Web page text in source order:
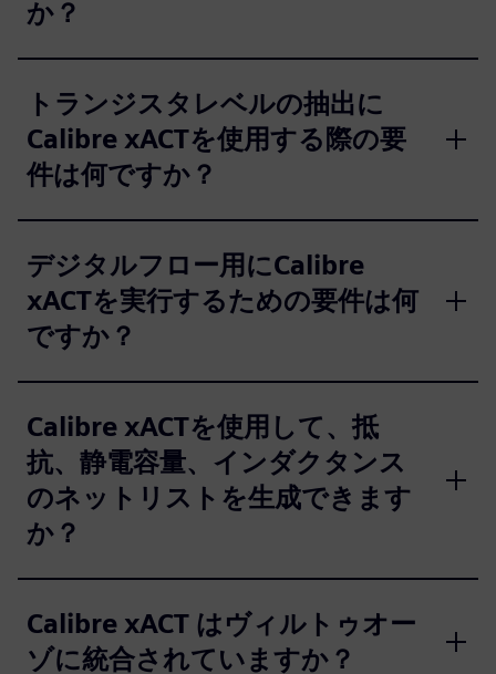
か？
トランジスタレベルの抽出に
Calibre xACTを使用する際の要
件は何ですか？
デジタルフロー用にCalibre
xACTを実行するための要件は何
ですか？
Calibre xACTを使用して、抵
抗、静電容量、インダクタンス
のネットリストを生成できます
か？
Calibre xACT はヴィルトゥオー
ゾに統合されていますか？